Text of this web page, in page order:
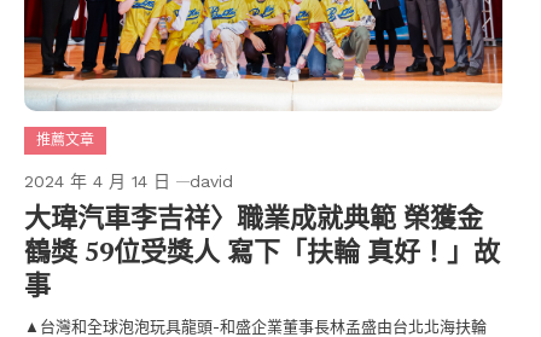
推薦文章
2024 年 4 月 14 日 david
大瑋汽車李吉祥〉職業成就典範 榮獲金
鶴獎 59位受獎人 寫下「扶輪 真好！」故
事
▲台灣和全球泡泡玩具龍頭-和盛企業董事長林孟盛由台北北海扶輪